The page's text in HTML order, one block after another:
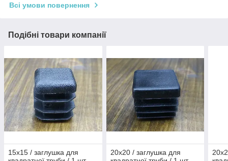
Всі умови повернення
Подібні товари компанії
15х15 / заглушка для
20х20 / заглушка для